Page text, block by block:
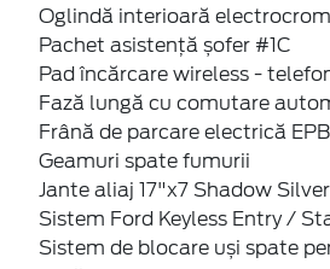
Oglindă interioară
Pachet asistență șofer #1C
Pad încărcare wireless -
Fază lungă cu comutare
Frână de parcare electrică EPB
Geamuri spate fumurii
Jante aliaj 17"x7 Shadow Silver
Sistem Ford Keyless Entry /
Sistem de blocare uși spate